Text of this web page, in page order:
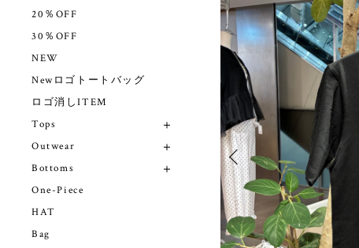
20％OFF
30％OFF
NEW
Newロゴトートバッグ
ロゴ消しITEM
Tops
Outwear
Bottoms
One-Piece
HAT
Bag